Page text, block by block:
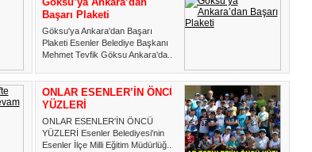
Başarı Plaketi
Göksu'ya Ankara'dan Başarı
Plaketi Esenler Belediye Başkanı
Mehmet Tevfik Göksu Ankara'da...
ONLAR ESENLER’İN ÖNCÜ
YÜZLERİ
ONLAR ESENLER'İN ÖNCÜ
YÜZLERİ Esenler Belediyesi'nin
Esenler İlçe Milli Eğitim Müdürlüğ...